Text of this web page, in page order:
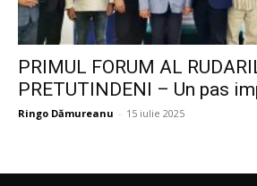
PRIMUL FORUM AL
PRETUTINDENI – Un pas
Ringo Dămureanu - 15 iulie 2025